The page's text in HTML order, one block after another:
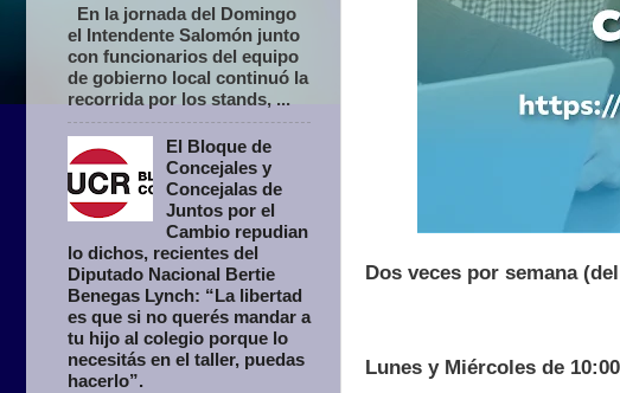
Dos veces por semana
Lunes y Miércoles de
En la jornada del Domingo
el Intendente Salomón junto
con funcionarios del equipo
de gobierno local continuó la
recorrida por los stands, ...
El Bloque de
Concejales y
Concejalas de
Juntos por el
Cambio repudian
lo dichos, recientes del
Diputado Nacional Bertie
Benegas Lynch: “La libertad
es que si no querés mandar a
tu hijo al colegio porque lo
necesitás en el taller, puedas
hacerlo”.